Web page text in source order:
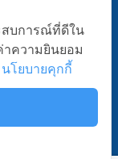
สบการณ์ที่ดีใน
าความยินยอม
นโยบายคุกกี้